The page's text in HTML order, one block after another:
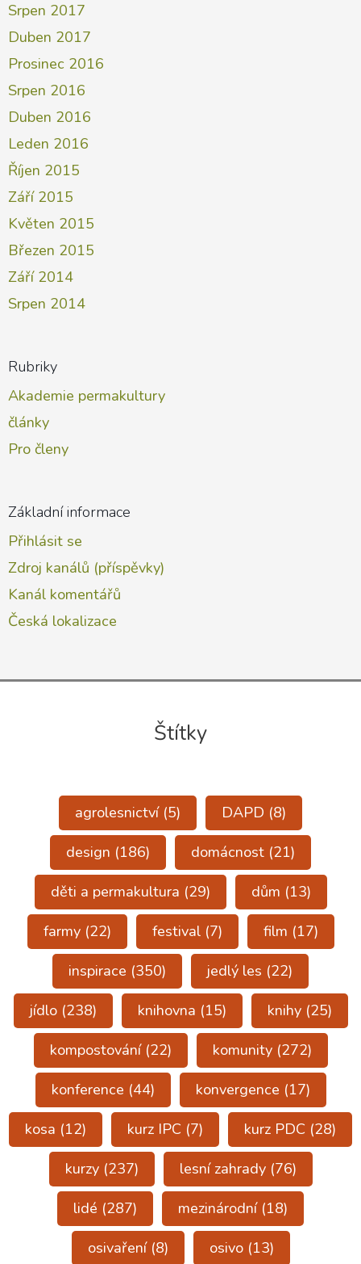
Srpen 2017
Duben 2017
Prosinec 2016
Srpen 2016
Duben 2016
Leden 2016
Říjen 2015
Září 2015
Květen 2015
Březen 2015
Září 2014
Srpen 2014
Rubriky
Akademie permakultury
články
Pro členy
Základní informace
Přihlásit se
Zdroj kanálů (příspěvky)
Kanál komentářů
Česká lokalizace
Štítky
agrolesnictví(5) DAPD (8)
design (186) domácnost (21)
děti a permakultura (29) dům (13)
farmy(22) festival(7) film (17)
inspirace (350) jedlý les (22)
jídlo(238) knihovna (15) knihy(25)
kompostování(22) komunity(272)
konference (44) konvergence (17)
kosa (12) kurz IPC (7) kurz PDC (28)
kurzy(237) lesní zahrady(76)
lidé (287) mezinárodní(18)
osivaření(8) osivo(13)